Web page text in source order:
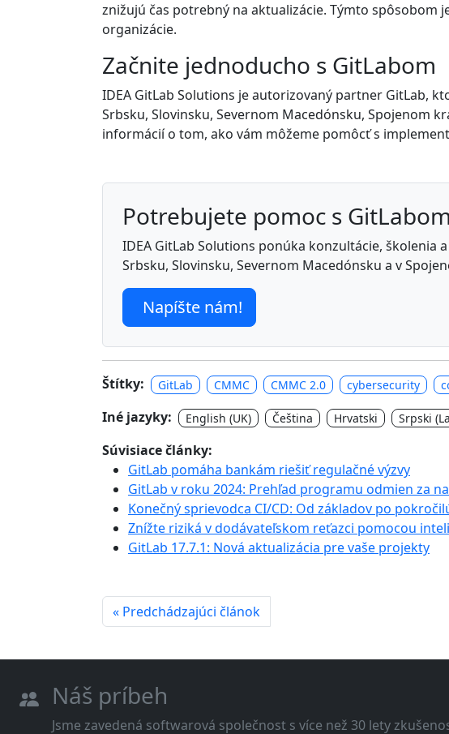
znižujú čas potrebný na aktualizácie. Týmto spôsobom
organizácie.
Začnite jednoducho s GitLabom
IDEA GitLab Solutions je autorizovaný partner GitLab,
Srbsku, Slovinsku, Severnom Macedónsku, Spojenom
informácií o tom, ako vám môžeme pomôcť s
Potrebujete pomoc s
IDEA GitLab Solutions ponúka konzultácie, školenia
Srbsku, Slovinsku, Severnom Macedónsku a v
Napíšte nám!
Štítky: GitLab CMMC CMMC 2.0 cybersecurity
Iné jazyky: English (UK) Čeština Hrvatski Srpski
Súvisiace články:
GitLab pomáha bankám riešiť regulačné výzvy
GitLab v roku 2024: Prehľad programu odmien za
Konečný sprievodca CI/CD: Od základov po
Znížte riziká v dodávateľskom reťazci pomocou
GitLab 17.7.1: Nová aktualizácia pre vaše projekty
« Predchádzajúci článok
Náš príbeh
Jsme zavedená softwarová společnost s více než 30 lety